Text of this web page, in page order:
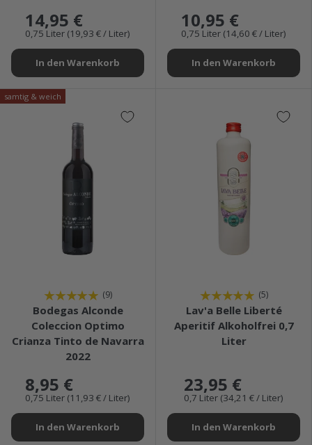
14,95 €
0,75 Liter (19,93 € / Liter)
In den Warenkorb
10,95 €
0,75 Liter (14,60 € / Liter)
In den Warenkorb
samtig & weich
★★★★★ (9)
Bodegas Alconde
Coleccion Optimo
Crianza Tinto de Navarra
2022
8,95 €
0,75 Liter (11,93 € / Liter)
In den Warenkorb
★★★★★ (5)
Lav'a Belle Liberté
Aperitif Alkoholfrei 0,7
Liter
23,95 €
0,7 Liter (34,21 € / Liter)
In den Warenkorb